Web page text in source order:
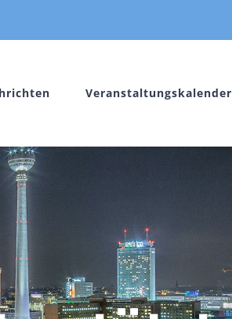
Veranstaltungskalender